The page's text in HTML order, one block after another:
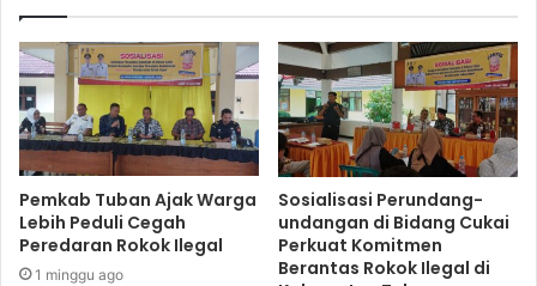
Pemkab Tuban Ajak Warga
Lebih Peduli Cegah
Peredaran Rokok Ilegal
1 minggu ago
Sosialisasi Perundang-
undangan di Bidang Cukai
Perkuat Komitmen
Berantas Rokok Ilegal di